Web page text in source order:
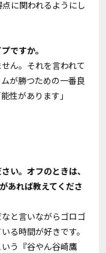
に関われるようにし
ですか。
ん。それを言われて
が勝つための一番良
性があります」
い。オフのときは、
あれば教えてくださ
と言いながらゴロゴ
る時間が好きです。
う『谷やん谷崎鷹